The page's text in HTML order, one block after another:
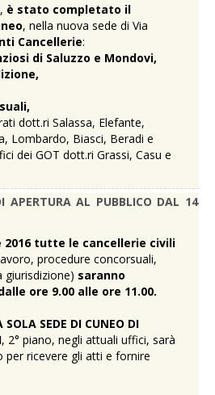
è stato completato il
, nella nuova sede di Via
Cancellerie:
di Saluzzo e Mondovi,
dott.ri Salassa, Elefante,
Lombardo, Biasci, Beradi e
dei GOT dott.ri Grassi, Casu e
APERTURA AL PUBBLICO DAL 14
2016 tutte le cancellerie civili
procedure concorsuali,
giurisdizione) saranno
ore 9.00 alle ore 11.00.
SOLA SEDE DI CUNEO DI
, 2° piano, negli attuali uffici, sarà
per ricevere gli atti e fornire